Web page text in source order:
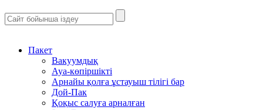
Пакет
Вакуумдық
Ауа-көпіршікті
Арнайы қолға ұстауыш тілігі бар
Дой-Пак
Қоқыс салуға арналған